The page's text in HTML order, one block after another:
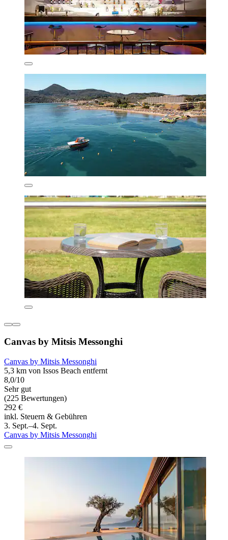
Canvas by Mitsis Messonghi
Canvas by Mitsis Messonghi
5,3 km von Issos Beach entfernt
8,0/10
Sehr gut
(225 Bewertungen)
292 €
inkl. Steuern & Gebühren
3. Sept.–4. Sept.
Canvas by Mitsis Messonghi